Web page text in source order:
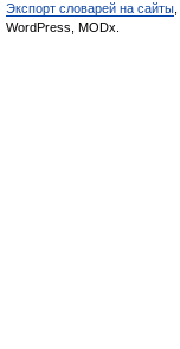
Экспорт словарей на сайты
WordPress, MODx.